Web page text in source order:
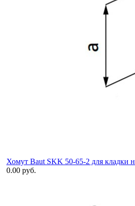
Хомут Baut SKK 50-65-2 для кладки
0.00 руб.